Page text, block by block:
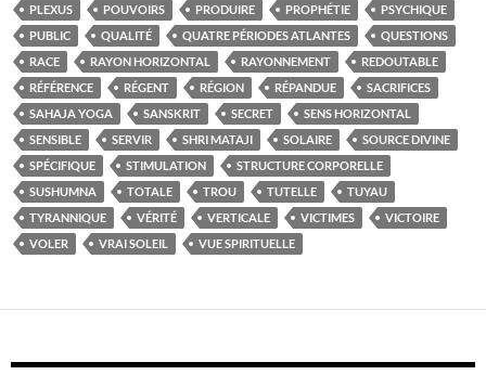
PLEXUS
POUVOIRS PRODUIRE PROPHÉTIE
PSYCHIQUE
PUBLIC
QUALITÉ QUATRE PÉRIODES ATLANTES
QUESTIONS
RACE
RAYON HORIZONTAL RAYONNEMENT
REDOUTABLE
RÉFÉRENCE
RÉGENT RÉGION RÉPANDUE
SACRIFICES
SAHAJA YOGA
SANSKRIT SECRET
SENS HORIZONTAL
SENSIBLE
SERVIR SHRI MATAJI SOLAIRE
SOURCE DIVINE
SPÉCIFIQUE
STIMULATION
STRUCTURE CORPORELLE
SUSHUMNA
TOTALE TROU TUTELLE
TUYAU
TYRANNIQUE
VÉRITÉ VERTICALE VICTIMES
VICTOIRE
VOLER
VRAI SOLEIL VUE SPIRITUELLE